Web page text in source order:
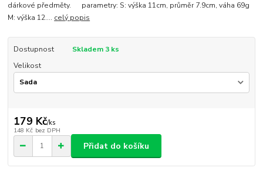
dárkové předměty. parametry: S: výška 11cm, průměr 7.9cm, váha 69g
M: výška 12.... celý popis
Dostupnost
Skladem 3 ks
Velikost
179 Kč/ks
148 Kč bez DPH
Přidat do košíku